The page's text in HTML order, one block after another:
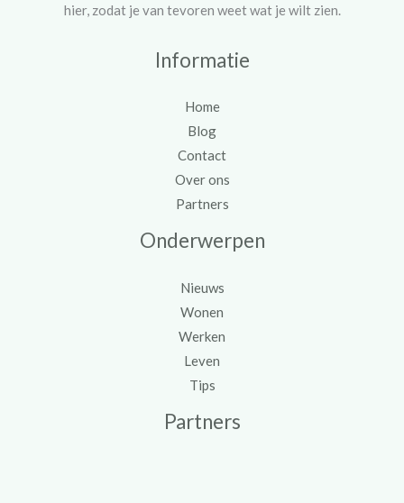
hier, zodat je van tevoren weet wat je wilt zien.
Informatie
Home
Blog
Contact
Over ons
Partners
Onderwerpen
Nieuws
Wonen
Werken
Leven
Tips
Partners